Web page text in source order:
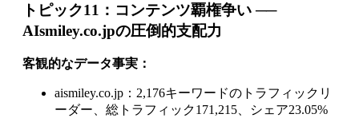
トピック11：コンテンツ覇権争い ──
AIsmiley.co.jpの圧倒的支配力
客観的なデータ事実：
aismiley.co.jp：2,176キーワードのトラフィックリ
ーダー、総トラフィック171,215、シェア23.05%